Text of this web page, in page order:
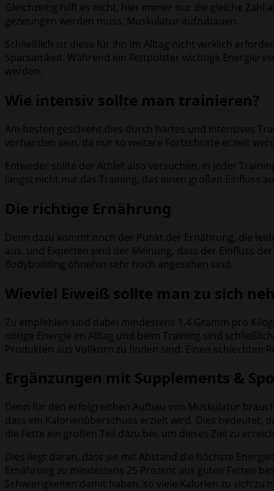
Gleichzeitig hilft es nicht, hier immer nur die gleiche
gezwungen werden muss, Muskulatur aufzubauen.
Schließlich ist diese für ihn im Alltag nicht wirklich
Sparsamkeit. Während ein Fettpolster wichtige
werden.
Wie intensiv sollte man trainieren?
Am besten geschieht dies durch hartes und intensives
vorhanden sein, da nur so weitere Fortschritte erzielt
Entweder sollte der Athlet also versuchen, in jeder
längst nicht nur das Training, das einen großen Einfluss
Die richtige Ernährung
Denn dazu kommt noch der Punkt der Ernährung, die
aus, und Experten sind der Meinung, dass der Einfluss
Bodybuilding ohnehin sehr hoch angesehen sind.
Wieviel Eiweiß sollte man zu sich
Zu empfehlen sind dabei mindestens 1,4 Gramm pro
nötige Energie im Alltag und beim Training sind
Produkten aus Vollkorn zu finden sind. Einen schlechten
Ergänzungen mit Supplements &
Denn für den erfolgreichen Aufbau von Muskulatur
dass ein Kalorienüberschuss erzielt wird. Dies bedeutet,
die Fette ein großen Teil dazu bei, um dieses Ziel zu
Dies liegt daran, dass sie mit Abstand die höchste
Ernährung zu mindestens 25 Prozent aus guten Fetten
Schwierigkeiten damit haben, so viele Kalorien zu sich